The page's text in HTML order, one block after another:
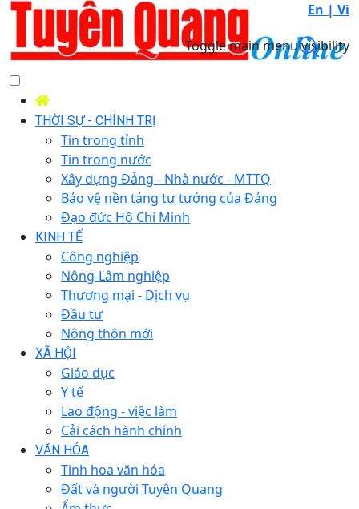
En | Vi
Toggle main menu visibility
THỜI SỰ - CHÍNH TRỊ
Tin trong tỉnh
Tin trong nước
Xây dựng Đảng - Nhà nước - MTTQ
Bảo vệ nền tảng tư tưởng của Đảng
Đạo đức Hồ Chí Minh
KINH TẾ
Công nghiệp
Nông-Lâm nghiệp
Thương mại - Dịch vụ
Đầu tư
Nông thôn mới
XÃ HỘI
Giáo dục
Y tế
Lao động - việc làm
Cải cách hành chính
VĂN HÓA
Tinh hoa văn hóa
Đất và người Tuyên Quang